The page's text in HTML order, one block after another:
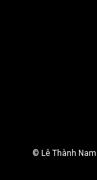
© Lê Thành